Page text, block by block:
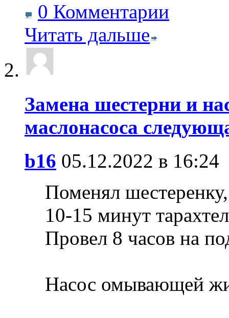
0 Комментарии
Читать дальше
Замена шестерни и
маслонасоса
b16 05.12.2022 в 16:24
Поменял
10-15 минут
Провел 8 часов на
Насос омывающей